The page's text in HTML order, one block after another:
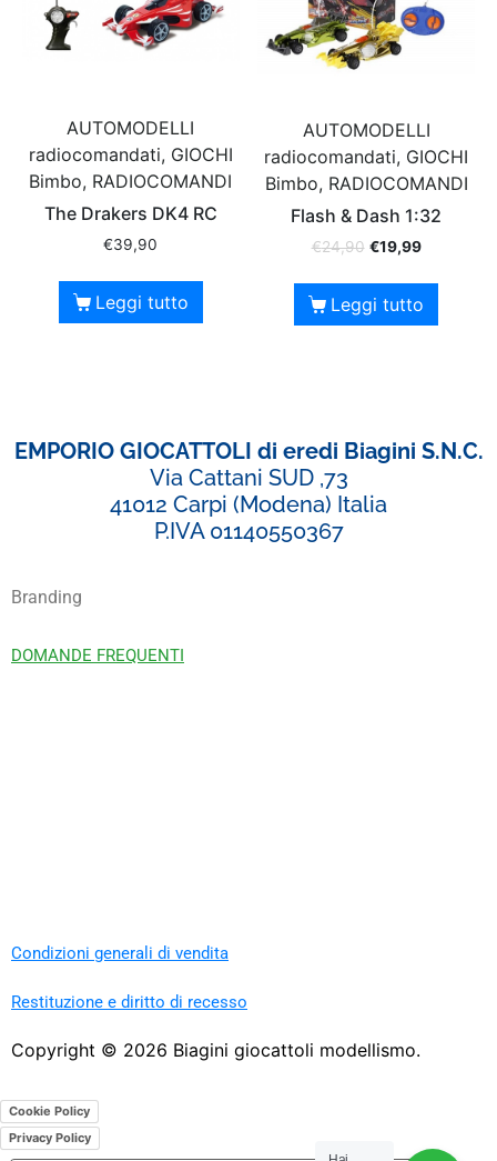
AUTOMODELLI
radiocomandati, GIOCHI
Bimbo, RADIOCOMANDI
The Drakers DK4 RC
€39,90
Leggi tutto
AUTOMODELLI
radiocomandati, GIOCHI
Bimbo, RADIOCOMANDI
Flash & Dash 1:32
€24,90 €19,99
Leggi tutto
EMPORIO GIOCATTOLI di eredi Biagini S.N.C.
Via Cattani SUD ,73
41012 Carpi (Modena) Italia
P.IVA 01140550367
Branding
DOMANDE FREQUENTI
Condizioni generali di vendita
Restituzione e diritto di recesso
Copyright © 2026 Biagini giocattoli modellismo.
Cookie Policy
Privacy Policy